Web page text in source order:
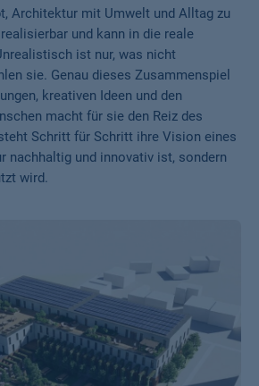
Architektur mit Umwelt und Alltag zu
und kann in die reale
ist nur, was nicht
sie. Genau dieses Zusammenspiel
kreativen Ideen und den
macht für sie den Reiz des
Schritt für Schritt ihre Vision eines
nachhaltig und innovativ ist, sondern
wird.